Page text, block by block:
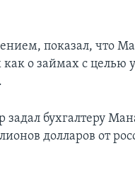
показал, что
как о займах с
задал бухгалтеру
долларов от